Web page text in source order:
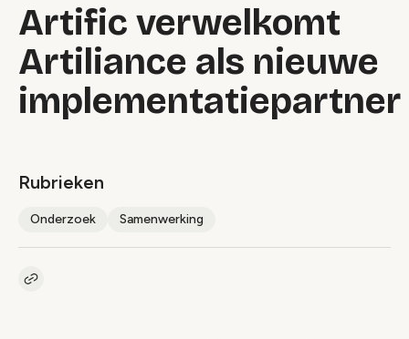
Artific verwelkomt
Artiliance als nieuwe
implementatiepartner
Rubrieken
Onderzoek Samenwerking
Kopieer link naar artikel